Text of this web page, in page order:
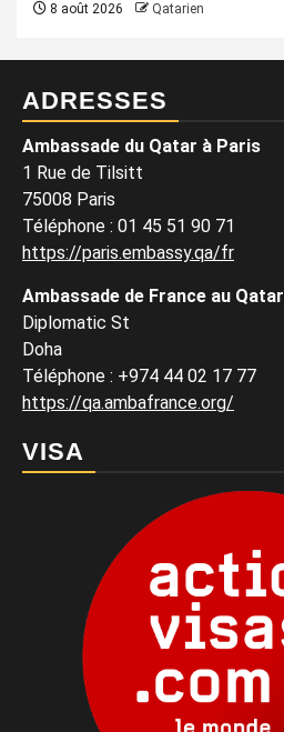
8 août 2026 Qatarien
ADRESSES
Ambassade du Qatar à Paris
1 Rue de Tilsitt
75008 Paris
Téléphone : 01 45 51 90 71
https://paris.embassy.qa/fr
Ambassade de France au Qatar
Diplomatic St
Doha
Téléphone : +974 44 02 17 77
https://qa.ambafrance.org/
VISA